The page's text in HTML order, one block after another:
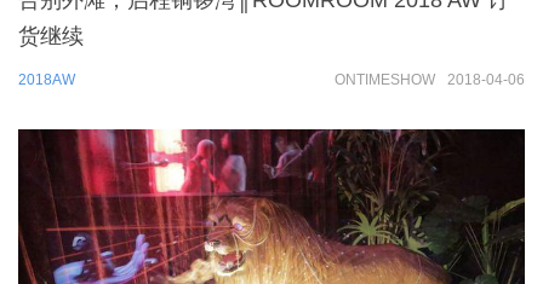
2018AW
货继续
ONTIMESHOW 2018-04-06